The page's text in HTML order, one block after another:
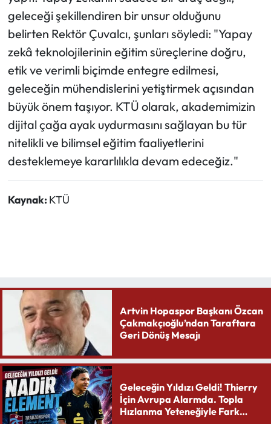
geleceği şekillendiren bir unsur olduğunu
belirten Rektör Çuvalcı, şunları söyledi: "Yapay
zekâ teknolojilerinin eğitim süreçlerine doğru,
etik ve verimli biçimde entegre edilmesi,
geleceğin mühendislerini yetiştirmek açısından
büyük önem taşıyor. KTÜ olarak, akademimizin
dijital çağa ayak uydurmasını sağlayan bu tür
nitelikli ve bilimsel eğitim faaliyetlerini
desteklemeye kararlılıkla devam edeceğiz."
Kaynak: KTÜ
Artvin Hopaspor Başkanı Özcan
Çakmakçıoğlu’ndan Taraftara
Geri Dönüş Mesajı
Geleceğin Yıldızı Geldi! Thierry
İçin Avrupa Alarmda. Topla
Hızlanma Yeteneğiyle Fark